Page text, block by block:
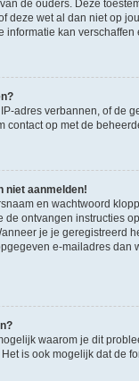
de ouders. Deze
deze wet al dan niet op
informatie kan
adres verbannen, of de
contact op met de
niet aanmelden!
en wachtwoord
de ontvangen instructies
je je geregistreerd
e-mailadres dan
waarom je dit
is ook mogelijk dat de